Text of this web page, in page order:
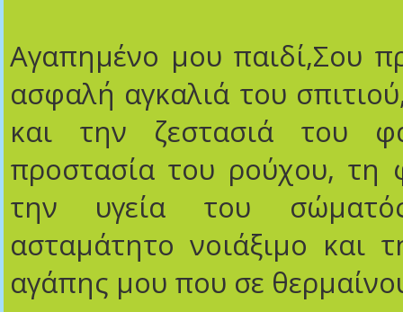
Αγαπημένο μου παιδί,Σου
ασφαλή αγκαλιά του
και την ζεστασιά του
προστασία του ρούχου, τη
την υγεία του
ασταμάτητο νοιάξιμο και
αγάπης μου που σε